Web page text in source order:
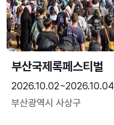
부산국제록페스티벌
2026.10.02~2026.10.04
부산광역시 사상구